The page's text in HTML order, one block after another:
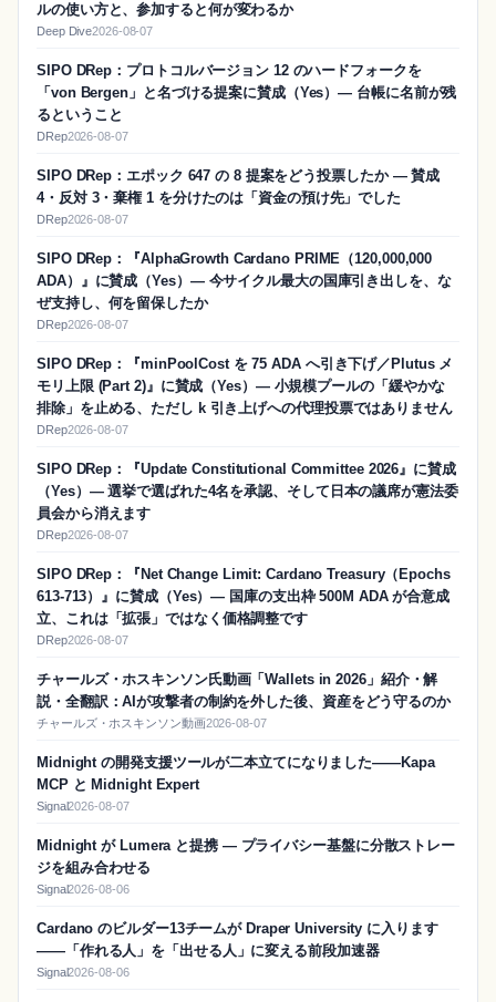
ルの使い方と、参加すると何が変わるか
Deep Dive2026-08-07
SIPO DRep：プロトコルバージョン 12 のハードフォークを
「von Bergen」と名づける提案に賛成（Yes）― 台帳に名前が残
るということ
DRep2026-08-07
SIPO DRep：エポック 647 の 8 提案をどう投票したか ― 賛成
4・反対 3・棄権 1 を分けたのは「資金の預け先」でした
DRep2026-08-07
SIPO DRep：『AlphaGrowth Cardano PRIME（120,000,000
ADA）』に賛成（Yes）― 今サイクル最大の国庫引き出しを、な
ぜ支持し、何を留保したか
DRep2026-08-07
SIPO DRep：『minPoolCost を 75 ADA へ引き下げ／Plutus メ
モリ上限 (Part 2)』に賛成（Yes）― 小規模プールの「緩やかな
排除」を止める、ただし k 引き上げへの代理投票ではありません
DRep2026-08-07
SIPO DRep：『Update Constitutional Committee 2026』に賛成
（Yes）― 選挙で選ばれた4名を承認、そして日本の議席が憲法委
員会から消えます
DRep2026-08-07
SIPO DRep：『Net Change Limit: Cardano Treasury（Epochs
613-713）』に賛成（Yes）― 国庫の支出枠 500M ADA が合意成
立、これは「拡張」ではなく価格調整です
DRep2026-08-07
チャールズ・ホスキンソン氏動画「Wallets in 2026」紹介・解
説・全翻訳：AIが攻撃者の制約を外した後、資産をどう守るのか
チャールズ・ホスキンソン動画2026-08-07
Midnight の開発支援ツールが二本立てになりました——Kapa
MCP と Midnight Expert
Signal2026-08-07
Midnight が Lumera と提携 — プライバシー基盤に分散ストレー
ジを組み合わせる
Signal2026-08-06
Cardano のビルダー13チームが Draper University に入ります
——「作れる人」を「出せる人」に変える前段加速器
Signal2026-08-06